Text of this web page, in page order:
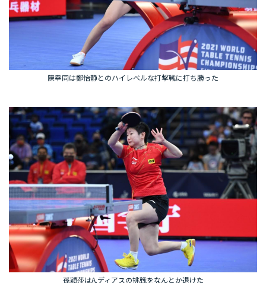
陳幸同は鄭怡静とのハイレベルな打撃戦に打ち勝った
孫穎莎はA.ディアスの挑戦をなんとか退けた